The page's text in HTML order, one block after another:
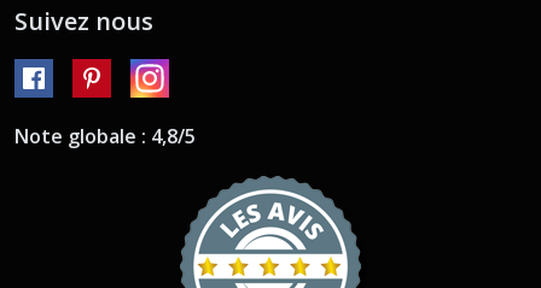
Suivez nous
Note globale : 4,8/5